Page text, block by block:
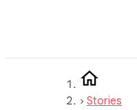
› Stories